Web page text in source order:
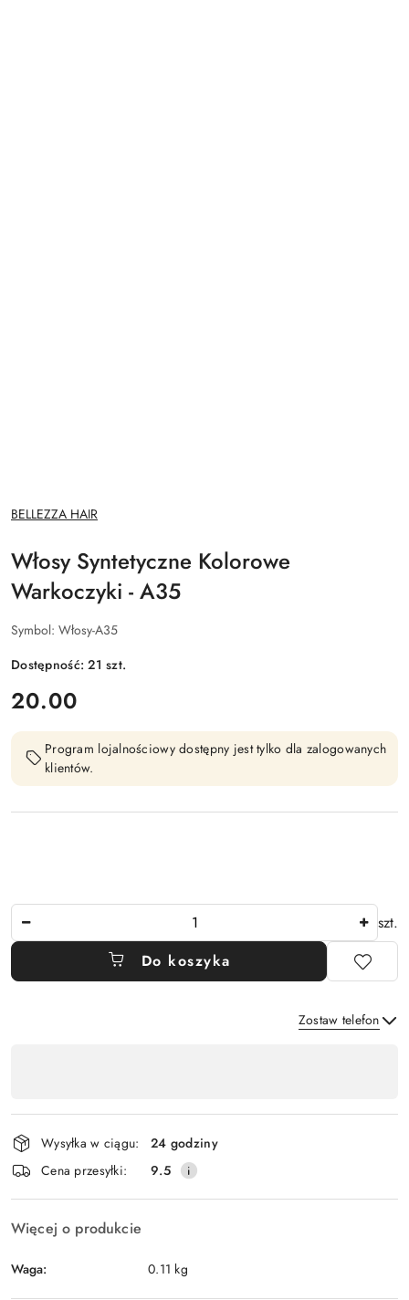
NAZWA
PRODUCENTA:
BELLEZZA HAIR
Włosy Syntetyczne Kolorowe
Warkoczyki - A35
Symbol: Włosy-A35
Dostępność:21szt.
cena:
20.00
Program lojalnościowy dostępny jest tylko dla zalogowanych
klientów.
szt.
Do koszyka
Zostaw telefon
płatność
i
dostawa
Wysyłka w ciągu:
24 godziny
Cena przesyłki:
9.5
Więcej o produkcie
Waga: 0.11 kg